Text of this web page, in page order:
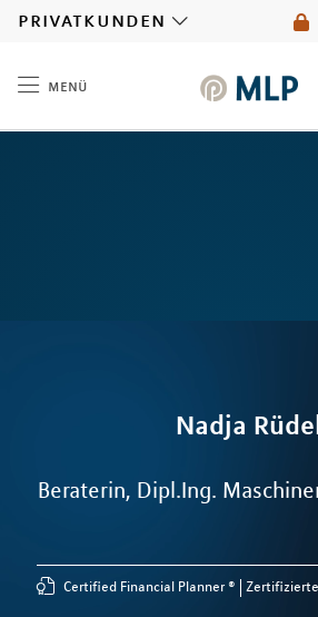
privatkunden
menü
Nadja
Beraterin, Dipl.Ing.
Certified Financial Planner ®